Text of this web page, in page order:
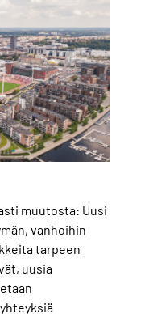
muutosta: Uusi
vanhoihin
tarpeen
uusia